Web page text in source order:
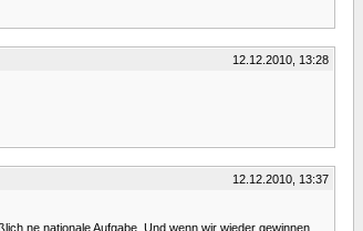
12.12.2010, 13:28
12.12.2010, 13:37
ne nationale Aufgabe. Und wenn wir wieder gewinnen,